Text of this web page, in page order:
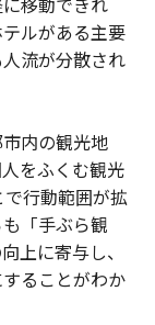
ルがある主要
流が分散され
内の観光地
をふくむ観光
行動範囲が拡
「手ぶら観
上に寄与し、
ることがわか